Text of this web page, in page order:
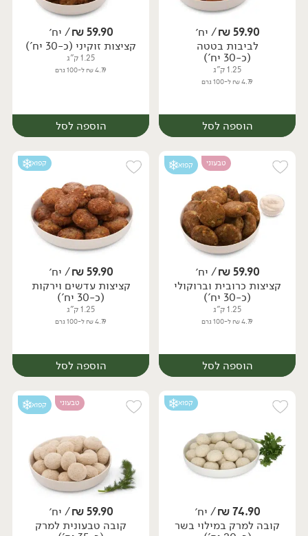
יח׳ יח׳
59.90
₪/ יח׳
לביבות בטטה
(כ-30 יח')
1.25 ק"ג
4.79 ₪ ל-100 גרם
הוספה לסל
יח׳
59.90
₪/ יח׳
קציצות זוקיני (כ-30 יח')
1.25 ק"ג
4.79 ₪ ל-100 גרם
הוספה לסל
יח׳
טבעוני קפוא
59.90
₪/ יח׳
קציצות כרובית וברוקולי
(כ-30 יח')
1.25 ק"ג
4.79 ₪ ל-100 גרם
הוספה לסל
יח׳
קפוא
59.90
₪/ יח׳
קציצות עדשים וירקות
(כ-30 יח')
1.25 ק"ג
4.79 ₪ ל-100 גרם
הוספה לסל
יח׳
קפוא
74.90
₪/ יח׳
קובה למרק במילוי בשר
טבעוני קפוא
59.90
₪/ יח׳
קובה טבעונית למרק